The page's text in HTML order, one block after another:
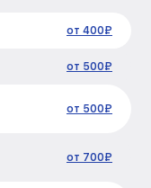
от 400₽
от 500₽
от 500₽
от 700₽